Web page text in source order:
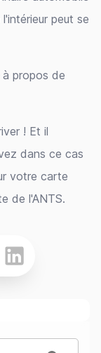
peut se
propos de
! Et il
dans ce cas
votre carte
de l'ANTS.